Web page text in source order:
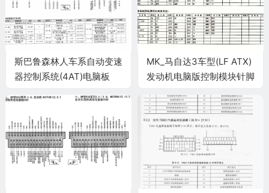
斯巴鲁森林人车系自动变速
器控制系统(4AT)电脑板
MK_马自达3车型(LF ATX)
发动机电脑版控制模块针脚